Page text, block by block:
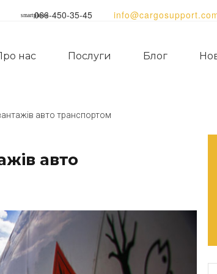
smartphone066-450-35-45
нас Послуги Блог
авто транспортом
авто